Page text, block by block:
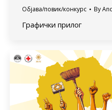
Објава/повик/конкурс By
Графички прилог